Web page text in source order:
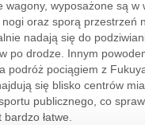
wagony, wyposażone są w
oraz sporą przestrzeń
nadają się do
po drodze. Innym
podróż pociągiem z
się blisko centrów
publicznego, co
łatwe.